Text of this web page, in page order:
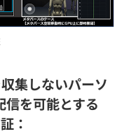
集しないパーソ
を可能とする
：